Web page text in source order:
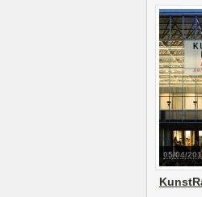
05/04/